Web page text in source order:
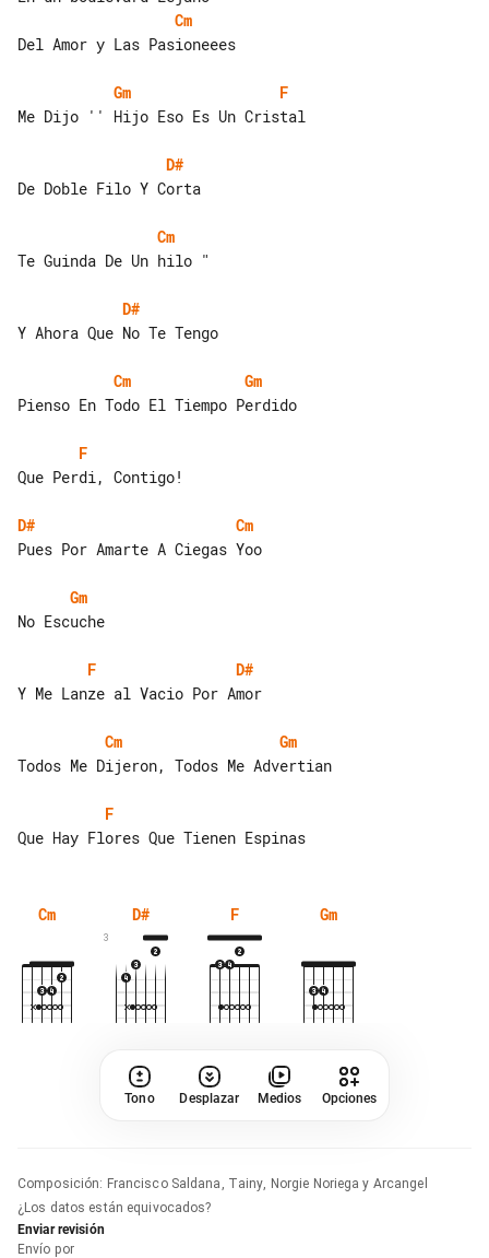
Cm
Del Amor y Las Pasioneees
Gm
F
Me Dijo '' Hijo Eso Es Un Cristal
D#
De Doble Filo Y Corta
Cm
Te Guinda De Un hilo "
D#
Y Ahora Que No Te Tengo
Cm
Gm
Pienso En Todo El Tiempo Perdido
F
Que Perdi, Contigo!
D#
Cm
Pues Por Amarte A Ciegas Yoo
Gm
No Escuche
F
D#
Y Me Lanze al Vacio Por Amor
Cm
Gm
Todos Me Dijeron, Todos Me Advertian
F
Cm D#
3
F Gm
Tono Desplazar Medios Opciones
Composición: Francisco Saldana, Tainy, Norgie Noriega y Arcangel
¿Los datos están equivocados?
Enviar revisión
Envío por